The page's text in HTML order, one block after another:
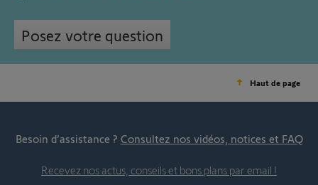
Posez votre question
Haut de page
Besoin d’assistance ? Consultez nos vidéos, notices et FAQ
Recevez nos actus, conseils et bons plans par email !